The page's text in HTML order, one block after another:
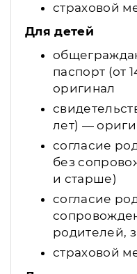
страховой
Для детей
паспорт (от
оригинал
лет) —
согласие
без
и старше)
согласие
родителей,
страховой